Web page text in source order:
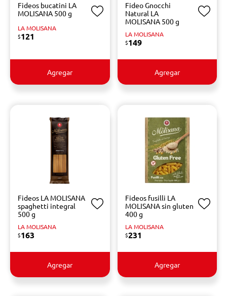
Fideos bucatini LA
MOLISANA 500 g
LA MOLISANA
$121
Agregar
Fideo Gnocchi
Natural LA
MOLISANA 500 g
LA MOLISANA
$149
Agregar
Fideos LA MOLISANA
spaghetti integral
500 g
LA MOLISANA
$163
Agregar
Fideos fusilli LA
MOLISANA sin gluten
400 g
LA MOLISANA
$231
Agregar